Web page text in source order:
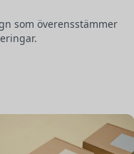
som överensstämmer